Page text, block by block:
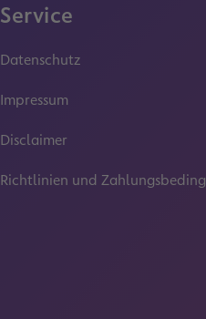
Service
Datenschutz
Impressum
Disclaimer
Richtlinien und